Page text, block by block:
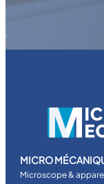
MICRO
Microscope &